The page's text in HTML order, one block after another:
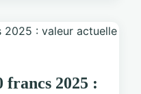
francs 2025 :